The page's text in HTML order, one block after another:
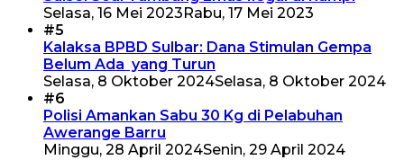
Selasa, 16 Mei 2023 Rabu, 17 Mei 2023
#5
Kalaksa BPBD Sulbar: Dana Stimulan Gempa
Belum Ada yang Turun
Selasa, 8 Oktober 2024Selasa, 8 Oktober 2024
#6
Polisi Amankan Sabu 30 Kg di Pelabuhan
Awerange Barru
Minggu, 28 April 2024Senin, 29 April 2024